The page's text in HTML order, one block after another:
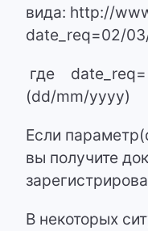
вида: http://
date_req=02/
где date_req=
(dd/mm/yyyy)
Если
вы получите
В некоторых